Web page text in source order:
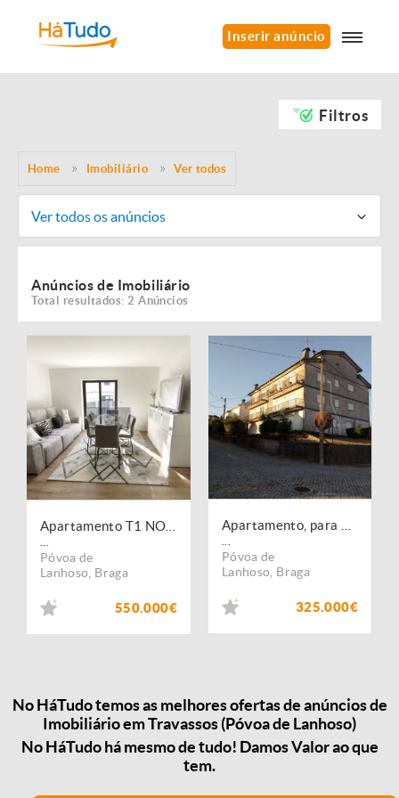
Inserir anúncio
Filtros
Home Imobiliário Ver todos
Ver todos os anúncios
Anúncios de Imobiliário
Total resultados: 2 Anúncios
Póvoa de
Lanhoso Braga
550.000€
Póvoa de
Lanhoso Braga
325.000€
No HáTudo temos as melhores ofertas de anúncios de
Imobiliário em Travassos (Póvoa de Lanhoso)
No HáTudo há mesmo de tudo! Damos Valor ao que
tem.